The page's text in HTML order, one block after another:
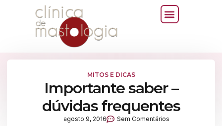
MITOS E DICAS
Importante saber –
dúvidas frequentes
agosto 9, 2016 Sem Comentários